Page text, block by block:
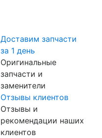
Доставим запчасти
за 1 день
Оригинальные
запчасти и
заменители
Отзывы клиентов
Отзывы и
рекомендации наших
клиентов